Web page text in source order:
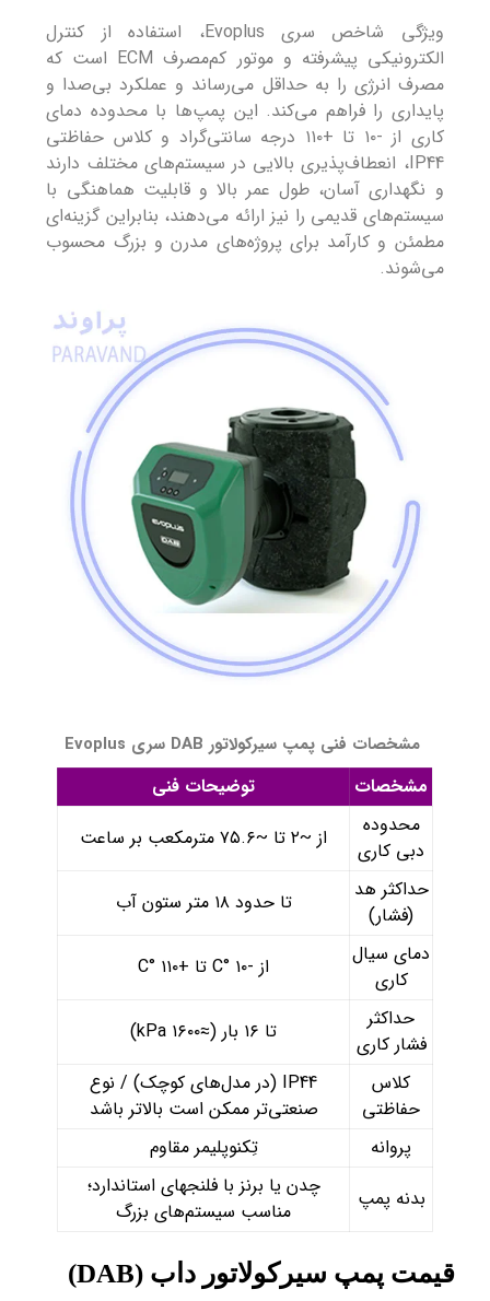
ویژگی شاخص سری Evoplus، استفاده از کنترل
الکترونیکی پیشرفته و موتور کم‌مصرف ECM است که
مصرف انرژی را به حداقل می‌رساند و عملکرد بی‌صدا و
پایداری را فراهم می‌کند. این پمپ‌ها با محدوده دمای
کاری از ‑۱۰ تا +۱۱۰ درجه سانتی‌گراد و کلاس حفاظتی
IP44، انعطاف‌پذیری بالایی در سیستم‌های مختلف دارند
و نگهداری آسان، طول عمر بالا و قابلیت هماهنگی با
سیستم‌های قدیمی را نیز ارائه می‌دهند، بنابراین گزینه‌ای
مطمئن و کارآمد برای پروژه‌های مدرن و بزرگ محسوب
می‌شوند.
مشخصات فنی پمپ سیرکولاتور DAB سری Evoplus
مشخصات
توضیحات فنی
محدوده
دبی کاری
از ~۲ تا ~۷۵.۶ مترمکعب بر ساعت
حداکثر هد
(فشار)
تا حدود ۱۸ متر ستون آب
دمای سیال
کاری
از -۱۰ °C تا +۱۱۰ °C
حداکثر
فشار کاری
تا ۱۶ بار (≈۱۶۰۰ kPa)
کلاس
حفاظتی
IP44 (در مدل‌های کوچک) / نوع
صنعتی‌تر ممکن است بالاتر باشد
پروانه
تِکنوپلیمر مقاوم
بدنه پمپ
چدن یا برنز با فلنج‎های استاندارد؛
مناسب سیستم‌های بزرگ
قیمت پمپ سیرکولاتور داب (DAB)